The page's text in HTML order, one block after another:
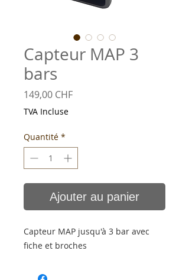
Capteur MAP 3
bars
149,00 CHFPrix
TVA Incluse
Quantité *
Ajouter au panier
Capteur MAP jusqu'à 3 bar avec
fiche et broches